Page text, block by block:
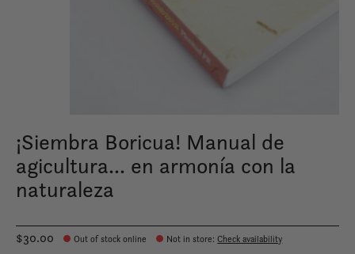
¡Siembra Boricua! Manual de
agicultura... en armonía con la
naturaleza
$30.00 Out of stock online Not in store:Check availability